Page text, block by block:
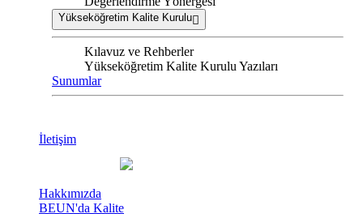
Yükseköğretim Kalite Kurulu
Kılavuz ve Rehberler
Yükseköğretim Kalite Kurulu Yazıları
Sunumlar
İletişim
Hakkımızda
BEUN'da Kalite